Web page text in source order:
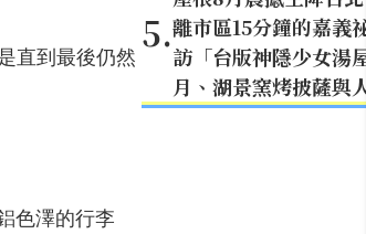
直到最後仍然
色澤的行李
5.離市區15分鐘的嘉義
訪「台版神隱少女湯
月、湖景窯烤披薩與